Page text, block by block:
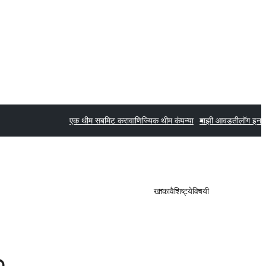
एक थीम सबमिट करावाणिज्यिक थीम कंपन्या माझी आवडतीलॉग इन
खाकावैशिष्ट्येविषयी